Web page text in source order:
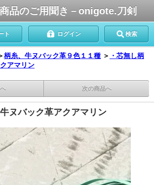
品のご用聞き－onigote.刀剣
ト ログイン 検索
柄糸、牛ヌバック革９色１１種 ＞ ・芯無し柄
アマリン
次の商品へ
ヌバック革アクアマリン